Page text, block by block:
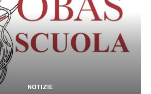
NOTIZIE